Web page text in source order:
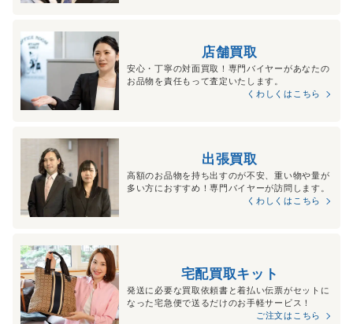
店舗買取
安心・丁寧の対面買取！専門バイヤーがあなたの
お品物を責任もって査定いたします。
くわしくはこちら
出張買取
高額のお品物を持ち出すのが不安、重い物や量が
多い方におすすめ！専門バイヤーが訪問します。
くわしくはこちら
宅配買取キット
発送に必要な買取依頼書と着払い伝票がセットに
なった宅急便で送るだけのお手軽サービス！
ご注文はこちら